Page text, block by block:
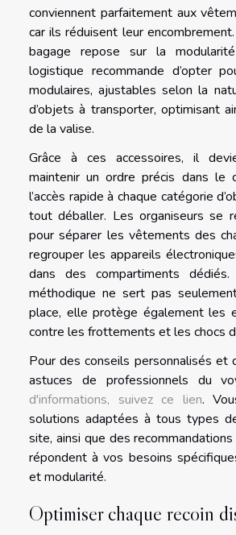
conviennent parfaitement aux
car ils réduisent leur encombrement.
bagage repose sur la
logistique recommande d’opter
modulaires, ajustables selon la
d’objets à transporter, optimisant
de la valise.
Grâce à ces accessoires, il
maintenir un ordre précis dans le
l’accès rapide à chaque catégorie
tout déballer. Les organiseurs se
pour séparer les vêtements des
regrouper les appareils
dans des compartiments
méthodique ne sert pas
place, elle protège également les
contre les frottements et les chocs
Pour des conseils personnalisés et
astuces de professionnels du
d'informations, suivez ce lien.
solutions adaptées à tous types
site, ainsi que des recommandations
répondent à vos besoins
et modularité.
Optimiser chaque recoin